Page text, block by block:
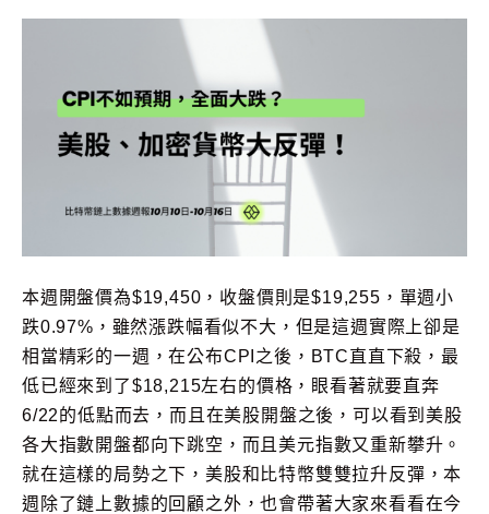
本週開盤價為$19,450，收盤價則是$19,255，單週小
跌0.97%，雖然漲跌幅看似不大，但是這週實際上卻是
相當精彩的一週，在公布CPI之後，BTC直直下殺，最
低已經來到了$18,215左右的價格，眼看著就要直奔
6/22的低點而去，而且在美股開盤之後，可以看到美股
各大指數開盤都向下跳空，而且美元指數又重新攀升。
就在這樣的局勢之下，美股和比特幣雙雙拉升反彈，本
週除了鏈上數據的回顧之外，也會帶著大家來看看在今